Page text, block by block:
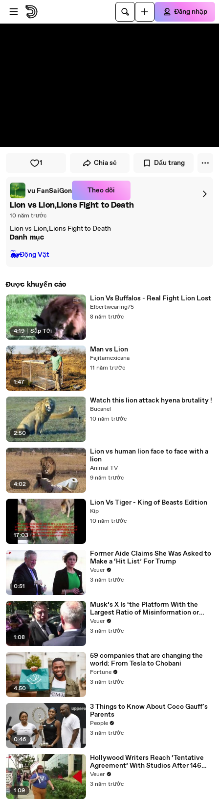
Đi đến trình phát
Đi đến nội dung chính
Đăng nhập
1 Chia sẻ Dấu trang
vu FanSaiGon Theo dõi
Lion vs Lion,Lions Fight to Death
10 năm trước
Lion vs Lion,Lions Fight to Death
Danh mục
🐳Động Vật
Được khuyến cáo
4:19 | Sắp Tới
Lion Vs Buffalos - Real Fight Lion Lost
Elbertwearing75
8 năm trước
1:47
Man vs Lion
Fajitamexicana
11 năm trước
2:50
Watch this lion attack hyena brutality !
Bucanel
10 năm trước
4:02
Lion vs human lion face to face with a
lion
Animal TV
9 năm trước
17:03
Lion Vs Tiger - King of Beasts Edition
Kip
10 năm trước
0:51
Former Aide Claims She Was Asked to
Make a ‘Hit List’ For Trump
Veuer
3 năm trước
1:08
Musk’s X Is ‘the Platform With the
Largest Ratio of Misinformation or
Disinformation’ Amongst All Social
Media Platforms
Veuer
3 năm trước
4:50
59 companies that are changing the
world: From Tesla to Chobani
Fortune
3 năm trước
0:46
3 Things to Know About Coco Gauff's
Parents
People
3 năm trước
1:09
Hollywood Writers Reach ‘Tentative
Agreement’ With Studios After 146
Day Strike
Veuer
3 năm trước